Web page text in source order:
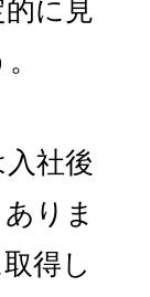
に見
社後
りま
得し